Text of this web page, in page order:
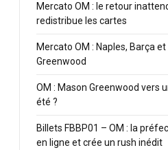
Mercato OM : le retour
redistribue les cartes
Mercato OM : Naples, Barça
Greenwood
OM : Mason Greenwood vers
été ?
Billets FBBP01 – OM : la
en ligne et crée un rush inédit